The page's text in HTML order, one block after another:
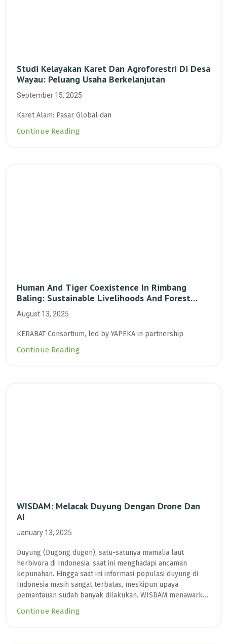
Studi Kelayakan Karet Dan Agroforestri Di Desa
Wayau: Peluang Usaha Berkelanjutan
September 15, 2025
Karet Alam: Pasar Global dan
Continue Reading
Human And Tiger Coexistence In Rimbang
Baling: Sustainable Livelihoods And Forest
Protection In Critical Sumatran Tiger Habitat
August 13, 2025
KERABAT Consortium, led by YAPEKA in partnership
Continue Reading
WISDAM: Melacak Duyung Dengan Drone Dan
AI
January 13, 2025
Duyung (Dugong dugon), satu-satunya mamalia laut
herbivora di Indonesia, saat ini menghadapi ancaman
kepunahan. Hingga saat ini informasi populasi duyung di
Indonesia masih sangat terbatas, meskipun upaya
pemantauan sudah banyak dilakukan. WISDAM menawarkan
UAV dengan WISDAM, berhasil medeteksi kemunculan
Continue Reading